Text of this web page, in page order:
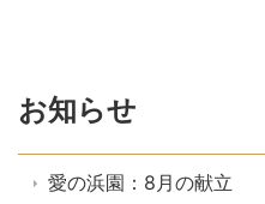
お知らせ
愛の浜園：8月の献立